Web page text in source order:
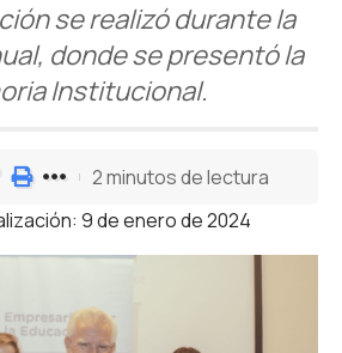
se realizó durante la
donde se presentó la
Institucional.
9 de enero de 2024
2 minutos de lectura